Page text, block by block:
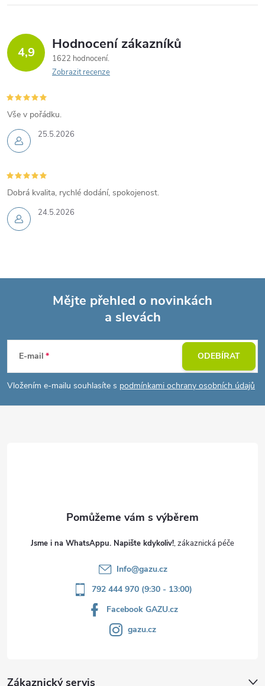
4,9 Hodnocení zákazníků
1622 hodnocení
Zobrazit recenze
25.5.2026
Vše v pořádku.
24.5.2026
Dobrá kvalita, rychlé dodání, spokojenost.
p
Mějte přehled o novinkách
a slevách
E-mail
Vložením e-mailu souhlasíte s podmínkami ochrany osobních údajů
ODEBÍRAT
Jsme i na WhatsAppu. Napište kdykoliv!
Info@gazu.cz
792 444 970 (9:30 - 13:00)
Facebook GAZU.cz
gazu.cz
Zákaznický servis